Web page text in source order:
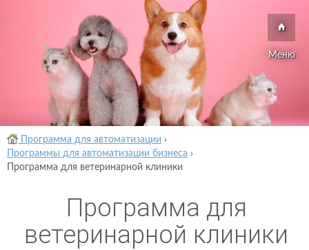
Меню
Программа для автоматизации ›
Программы для автоматизации бизнеса ›
Программа для ветеринарной клиники
Программа для
ветеринарной клиники